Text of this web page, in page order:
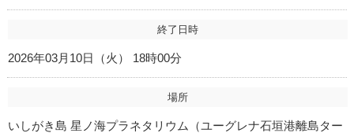
終了日時
2026年03月10日（火） 18時00分
場所
いしがき島 星ノ海プラネタリウム（ユーグレナ石垣港離島ター